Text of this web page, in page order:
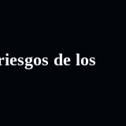
de los